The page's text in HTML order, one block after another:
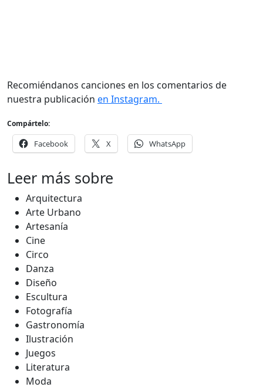
Recomiéndanos canciones en los comentarios de
nuestra publicación en Instagram.
Compártelo:
Facebook X WhatsApp
Leer más sobre
Arquitectura
Arte Urbano
Artesanía
Cine
Circo
Danza
Diseño
Escultura
Fotografía
Gastronomía
Ilustración
Juegos
Literatura
Moda